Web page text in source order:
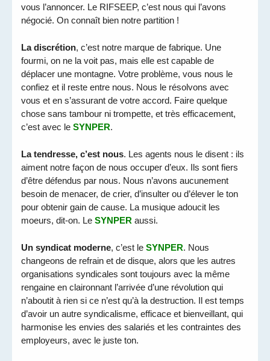
vous l’annoncer. Le RIFSEEP, c’est nous qui l’avons
négocié. On connaît bien notre partition !
La discrétion, c’est notre marque de fabrique. Une
fourmi, on ne la voit pas, mais elle est capable de
déplacer une montagne. Votre problème, vous nous le
confiez et il reste entre nous. Nous le résolvons avec
vous et en s’assurant de votre accord. Faire quelque
chose sans tambour ni trompette, et très efficacement,
c’est avec leSYNPER.
La tendresse, c’est nous. Les agents nous le disent : ils
aiment notre façon de nous occuper d’eux. Ils sont fiers
d’être défendus par nous. Nous n’avons aucunement
besoin de menacer, de crier, d’insulter ou d’élever le ton
pour obtenir gain de cause. La musique adoucit les
moeurs, dit-on. LeSYNPER aussi.
Un syndicat moderne, c’est leSYNPER. Nous
changeons de refrain et de disque, alors que les autres
organisations syndicales sont toujours avec la même
rengaine en claironnant l’arrivée d’une révolution qui
n’aboutit à rien si ce n’est qu’à la destruction. Il est temps
d’avoir un autre syndicalisme, efficace et bienveillant, qui
harmonise les envies des salariés et les contraintes des
employeurs, avec le juste ton.